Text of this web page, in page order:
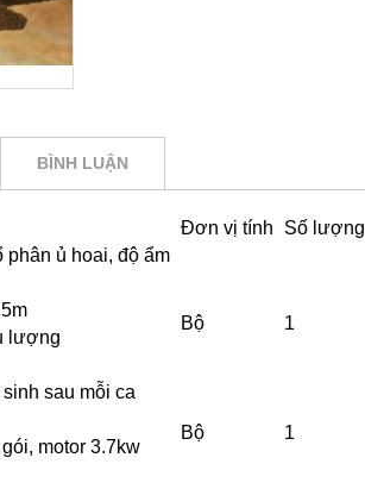
BÌNH LUẬN
Đơn vị tính Số lượng
phân ủ hoai, độ ẩm
lượng
sau mỗi ca
Bộ 1
motor 3.7kw
Bộ 1